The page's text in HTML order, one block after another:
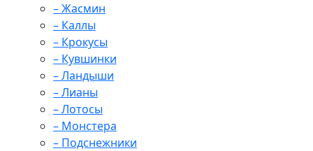
– Жасмин
– Каллы
– Крокусы
– Кувшинки
– Ландыши
– Лианы
– Лотосы
– Монстера
– Подснежники